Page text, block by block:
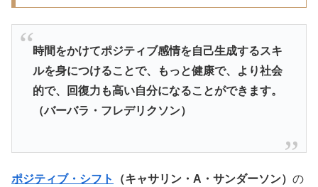
時間をかけてポジティブ感情を自己生成するスキ
ルを身につけることで、もっと健康で、より社会
的で、回復力も高い自分になることができます。
（バーバラ・フレデリクソン）
ポジティブ・シフト （キャサリン・A・サンダーソン） の